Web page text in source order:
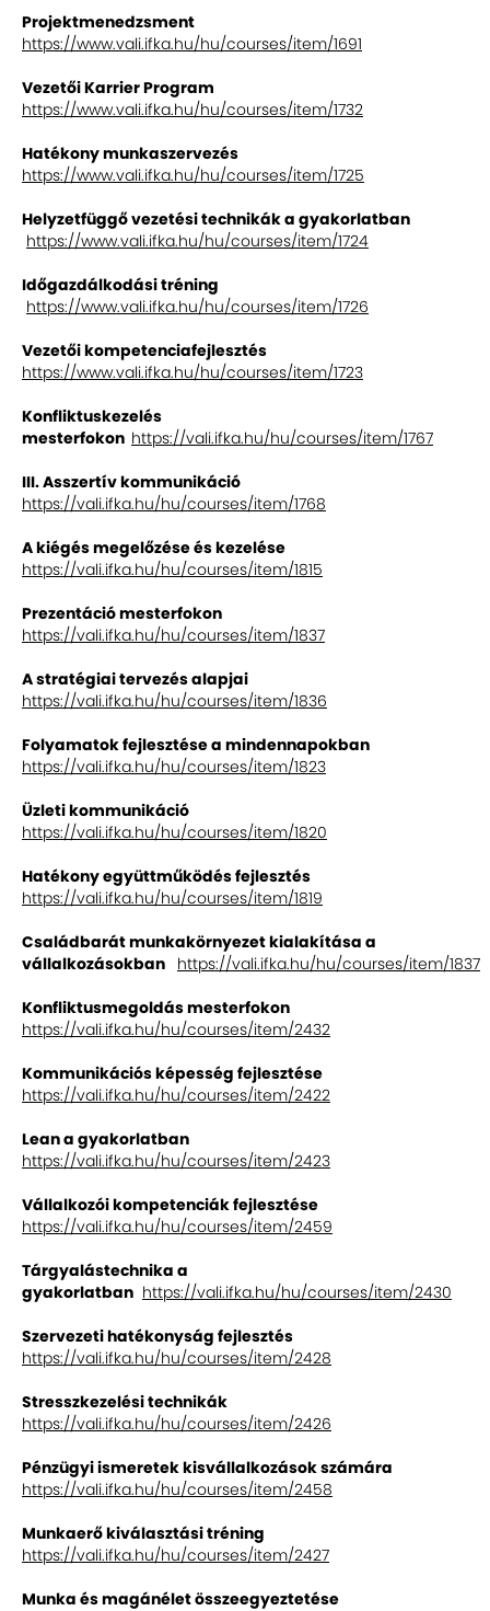
Projektmenedzsment
https://www.vali.ifka.hu/hu/courses/item/1691
Vezetői Karrier Program
https://www.vali.ifka.hu/hu/courses/item/1732
Hatékony munkaszervezés
https://www.vali.ifka.hu/hu/courses/item/1725
Helyzetfüggő vezetési technikák a gyakorlatban
https://www.vali.ifka.hu/hu/courses/item/1724
Időgazdálkodási tréning
https://www.vali.ifka.hu/hu/courses/item/1726
Vezetői kompetenciafejlesztés
https://www.vali.ifka.hu/hu/courses/item/1723
Konfliktuskezelés
mesterfokon https://vali.ifka.hu/hu/courses/item/1767
III. Asszertív kommunikáció
https://vali.ifka.hu/hu/courses/item/1768
A kiégés megelőzése és kezelése
https://vali.ifka.hu/hu/courses/item/1815
Prezentáció mesterfokon
https://vali.ifka.hu/hu/courses/item/1837
A stratégiai tervezés alapjai
https://vali.ifka.hu/hu/courses/item/1836
Folyamatok fejlesztése a mindennapokban
https://vali.ifka.hu/hu/courses/item/1823
Üzleti kommunikáció
https://vali.ifka.hu/hu/courses/item/1820
Hatékony együttműködés fejlesztés
https://vali.ifka.hu/hu/courses/item/1819
Családbarát munkakörnyezet kialakítása a
vállalkozásokban https://vali.ifka.hu/hu/courses/item/1837
Konfliktusmegoldás mesterfokon
https://vali.ifka.hu/hu/courses/item/2432
Kommunikációs képesség fejlesztése
https://vali.ifka.hu/hu/courses/item/2422
Lean a gyakorlatban
https://vali.ifka.hu/hu/courses/item/2423
Vállalkozói kompetenciák fejlesztése
https://vali.ifka.hu/hu/courses/item/2459
Tárgyalástechnika a
gyakorlatban https://vali.ifka.hu/hu/courses/item/2430
Szervezeti hatékonyság fejlesztés
https://vali.ifka.hu/hu/courses/item/2428
Stresszkezelési technikák
https://vali.ifka.hu/hu/courses/item/2426
Pénzügyi ismeretek kisvállalkozások számára
https://vali.ifka.hu/hu/courses/item/2458
Munkaerő kiválasztási tréning
https://vali.ifka.hu/hu/courses/item/2427
Munka és magánélet összeegyeztetése